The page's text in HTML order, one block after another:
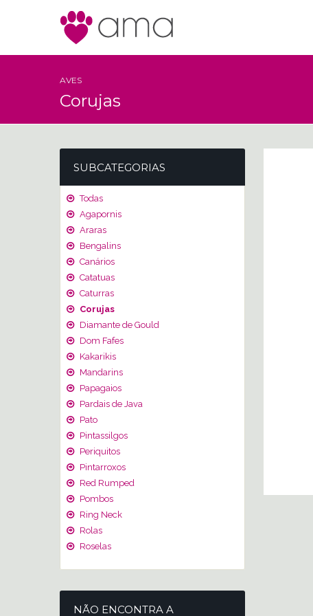
AVES
Corujas
SUBCATEGORIAS
Todas
Agapornis
Araras
Bengalins
Canários
Catatuas
Caturras
Corujas
Diamante de Gould
Dom Fafes
Kakarikis
Mandarins
Papagaios
Pardais de Java
Pato
Pintassilgos
Periquitos
Pintarroxos
Red Rumped
Pombos
Ring Neck
Rolas
Roselas
NÃO ENCONTRA A